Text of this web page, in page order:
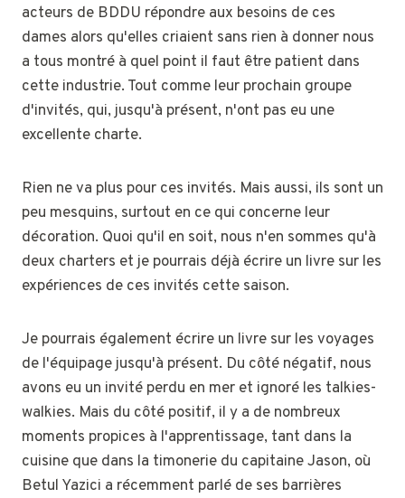
acteurs de BDDU répondre aux besoins de ces
dames alors qu'elles criaient sans rien à donner nous
a tous montré à quel point il faut être patient dans
cette industrie. Tout comme leur prochain groupe
d'invités, qui, jusqu'à présent, n'ont pas eu une
excellente charte.
Rien ne va plus pour ces invités. Mais aussi, ils sont un
peu mesquins, surtout en ce qui concerne leur
décoration. Quoi qu'il en soit, nous n'en sommes qu'à
deux charters et je pourrais déjà écrire un livre sur les
expériences de ces invités cette saison.
Je pourrais également écrire un livre sur les voyages
de l'équipage jusqu'à présent. Du côté négatif, nous
avons eu un invité perdu en mer et ignoré les talkies-
walkies. Mais du côté positif, il y a de nombreux
moments propices à l'apprentissage, tant dans la
cuisine que dans la timonerie du capitaine Jason, où
Betul Yazici a récemment parlé de ses barrières